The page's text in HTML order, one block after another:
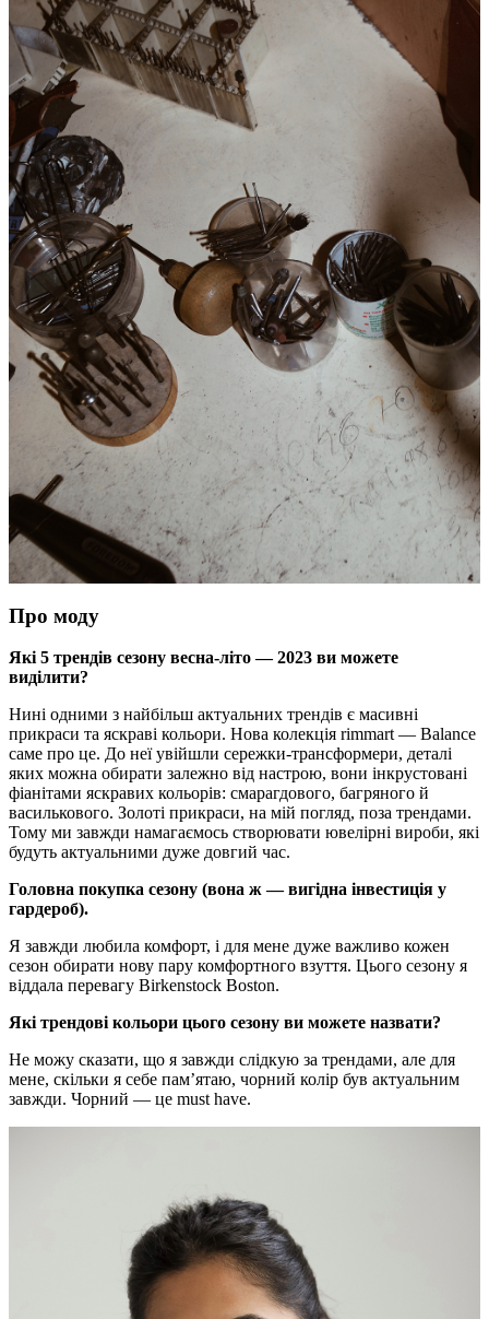
Про моду
Які 5 трендів сезону весна-літо — 2023 ви можете
виділити?
Нині одними з найбільш актуальних трендів є масивні
прикраси та яскраві кольори. Нова колекція rimmart — Balance
саме про це. До неї увійшли сережки-трансформери, деталі
яких можна обирати залежно від настрою, вони інкрустовані
фіанітами яскравих кольорів: смарагдового, багряного й
василькового. Золоті прикраси, на мій погляд, поза трендами.
Тому ми завжди намагаємось створювати ювелірні вироби, які
будуть актуальними дуже довгий час.
Головна покупка сезону (вона ж — вигідна інвестиція у
гардероб).
Я завжди любила комфорт, і для мене дуже важливо кожен
сезон обирати нову пару комфортного взуття. Цього сезону я
віддала перевагу Birkenstock Boston.
Які трендові кольори цього сезону ви можете назвати?
Не можу сказати, що я завжди слідкую за трендами, але для
мене, скільки я себе памʼятаю, чорний колір був актуальним
завжди. Чорний — це must have.